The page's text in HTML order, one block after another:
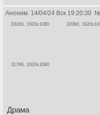
Аноним 14/04/24 Вск 19:20:30
331Кб, 1920x1080 320Кб,
317Кб, 1920x1080
Драма